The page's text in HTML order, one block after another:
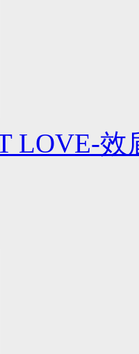
LOVE-